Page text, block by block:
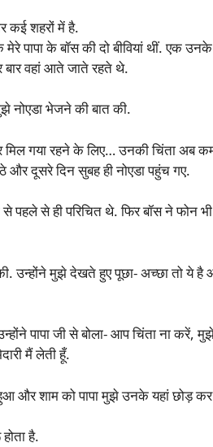
कई शहरों में है.
पापा के बॉस की दो बीवियां थीं. एक
बार वहां आते जाते रहते थे.
नोएडा भेजने की बात की.
मिल गया रहने के लिए… उनकी चिंता अब
दूसरे दिन सुबह ही नोएडा पहुंच गए.
पहले से ही परिचित थे. फिर बॉस ने फोन
उन्होंने मुझे देखते हुए पूछा- अच्छा तो ये है
पापा जी से बोला- आप चिंता ना करें,
मैं लेती हूँ.
और शाम को पापा मुझे उनके यहां छोड़
है.